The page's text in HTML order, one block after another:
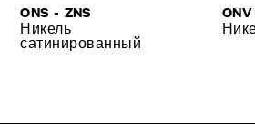
ONS - ZNS
Никель
сатинированный
ONV